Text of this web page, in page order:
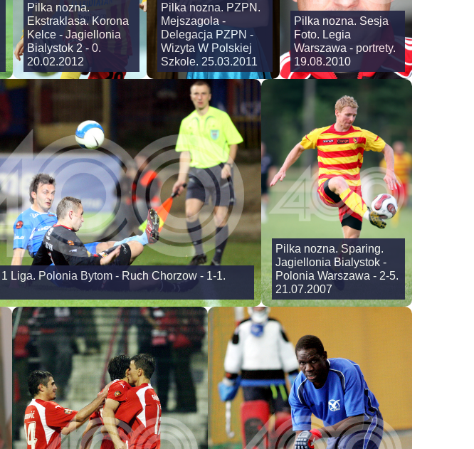
Pilka nozna.
Ekstraklasa. Korona
Kelce - Jagiellonia
Bialystok 2 - 0.
20.02.2012
Pilka nozna. PZPN.
Mejszagola -
Delegacja PZPN -
Wizyta W Polskiej
Szkole. 25.03.2011
Pilka nozna. Sesja
Foto. Legia
Warszawa - portrety.
19.08.2010
Liga. Polonia Bytom - Ruch Chorzow - 1-1.
Pilka nozna. Sparing.
Jagiellonia Bialystok -
Polonia Warszawa - 2-5.
21.07.2007